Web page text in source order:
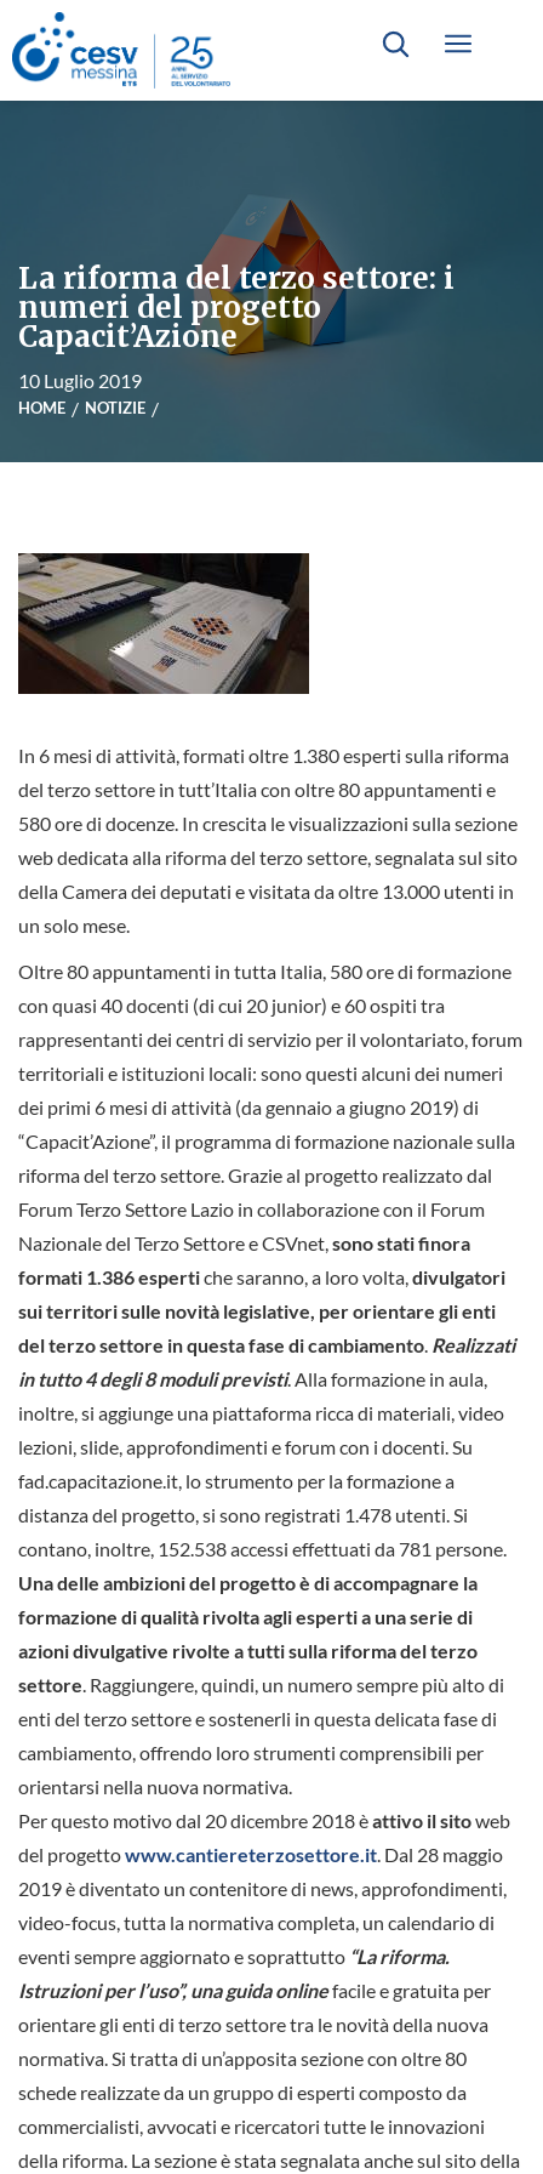
La riforma del terzo settore: i
numeri del progetto
Capacit’Azione
10 Luglio 2019
HOME NOTIZIE
In 6 mesi di attività, formati oltre 1.380 esperti sulla riforma
del terzo settore in tutt’Italia con oltre 80 appuntamenti e
580 ore di docenze. In crescita le visualizzazioni sulla sezione
web dedicata alla riforma del terzo settore, segnalata sul sito
della Camera dei deputati e visitata da oltre 13.000 utenti in
un solo mese.
Oltre 80 appuntamenti in tutta Italia, 580 ore di formazione
con quasi 40 docenti (di cui 20 junior) e 60 ospiti tra
rappresentanti dei centri di servizio per il volontariato, forum
territoriali e istituzioni locali: sono questi alcuni dei numeri
dei primi 6 mesi di attività (da gennaio a giugno 2019) di
“Capacit’Azione”, il programma di formazione nazionale sulla
riforma del terzo settore. Grazie al progetto realizzato dal
Forum Terzo Settore Lazio in collaborazione con il Forum
Nazionale del Terzo Settore e CSVnet, sono stati finora
formati 1.386 espertiche saranno, a loro volta, divulgatori
sui territori sulle novità legislative, per orientare gli enti
del terzo settore in questa fase di cambiamento Realizzati
in tutto 4 degli 8 moduli previsti. Alla formazione in aula,
inoltre, si aggiunge una piattaforma ricca di materiali, video
lezioni, slide, approfondimenti e forum con i docenti. Su
fad.capacitazione.it, lo strumento per la formazione a
distanza del progetto, si sono registrati 1.478 utenti. Si
contano, inoltre, 152.538 accessi effettuati da 781 persone.
Una delle ambizioni del progetto è di accompagnare la
formazione di qualità rivolta agli esperti a una serie di
azioni divulgative rivolte a tutti sulla riforma del terzo
settore . Raggiungere, quindi, un numero sempre più alto di
enti del terzo settore e sostenerli in questa delicata fase di
cambiamento, offrendo loro strumenti comprensibili per
orientarsi nella nuova normativa.
Per questo motivo dal 20 dicembre 2018 èattivo il sitoweb
del progettowww.cantiereterzosettore.it . Dal 28 maggio
2019 è diventato un contenitore di news, approfondimenti,
video-focus, tutta la normativa completa, un calendario di
eventi sempre aggiornato e soprattutto “La riforma.
Istruzioni per l’uso”, una guida onlinefacile e gratuita per
orientare gli enti di terzo settore tra le novità della nuova
normativa. Si tratta di un’apposita sezione con oltre 80
schede realizzate da un gruppo di esperti composto da
commercialisti, avvocati e ricercatori tutte le innovazioni
della riforma. La sezione è stata segnalata anche sul sito della